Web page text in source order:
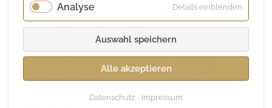
Neuer Imagefilm für
die Berliner
Senatsverwaltung –
Mieterratswahlen
Analyse Details einblenden
Analyse
Auswahl speichern
Alle akzeptieren
Datenschutz Impressum